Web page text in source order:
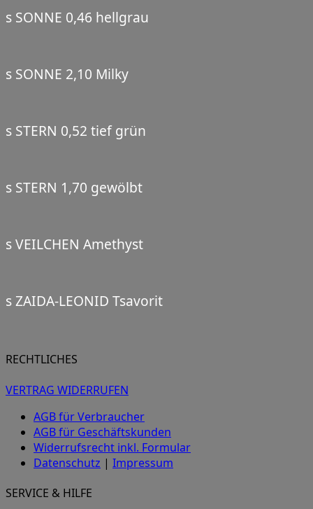
s SONNE 0,46 hellgrau
s SONNE 2,10 Milky
s STERN 0,52 tief grün
s STERN 1,70 gewölbt
s VEILCHEN Amethyst
s ZAIDA-LEONID Tsavorit
RECHTLICHES
VERTRAG WIDERRUFEN
AGB für Verbraucher
AGB für Geschäftskunden
Widerrufsrecht inkl. Formular
Datenschutz | Impressum
SERVICE & HILFE